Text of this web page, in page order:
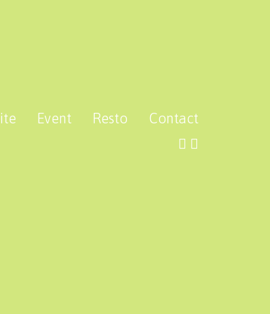
Event Resto Contact